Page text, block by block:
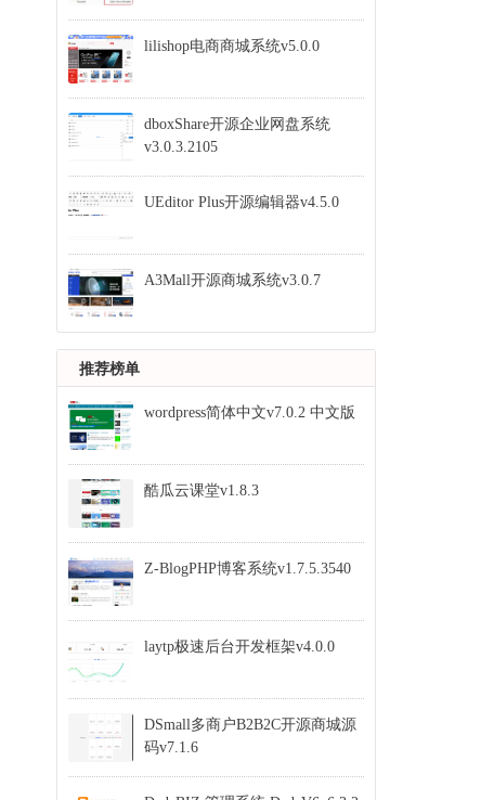
lilishop电商商城系统v5.0.0
dboxShare开源企业网盘系统
v3.0.3.2105
UEditor Plus开源编辑器v4.5.0
A3Mall开源商城系统v3.0.7
推荐榜单
wordpress简体中文v7.0.2 中文版
酷瓜云课堂v1.8.3
Z-BlogPHP博客系统v1.7.5.3540
laytp极速后台开发框架v4.0.0
DSmall多商户B2B2C开源商城源
码v7.1.6